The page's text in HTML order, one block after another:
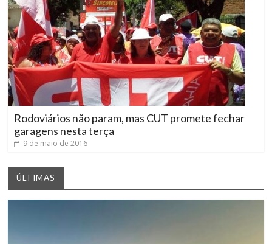
Rodoviários não param, mas CUT promete fechar
garagens nesta terça
9 de maio de 2016
ÚLTIMAS